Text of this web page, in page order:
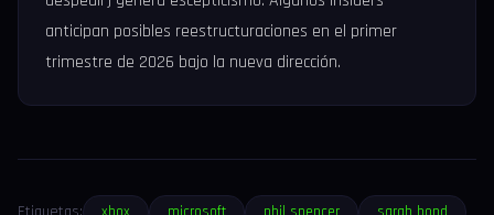
anticipan posibles reestructuraciones en el primer
trimestre de 2026 bajo la nueva dirección.